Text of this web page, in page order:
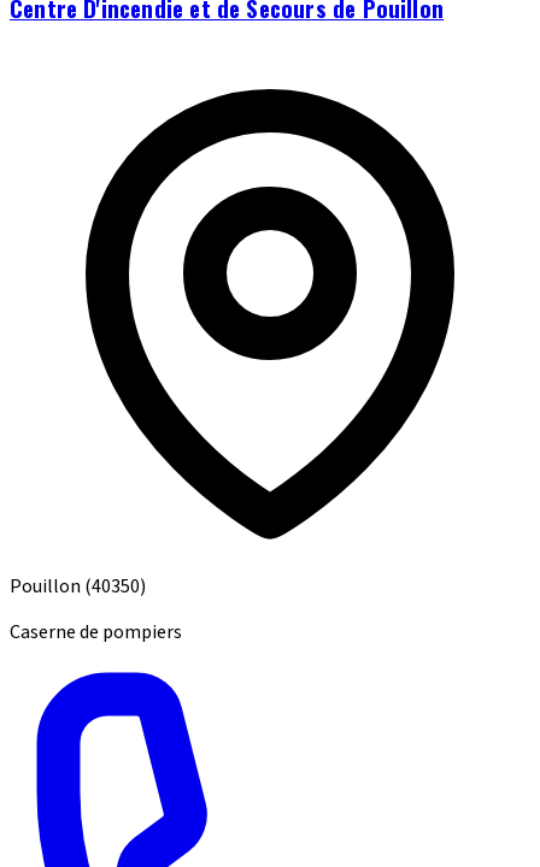
Centre D'incendie et de Secours de Pouillon
Pouillon (40350)
Caserne de pompiers